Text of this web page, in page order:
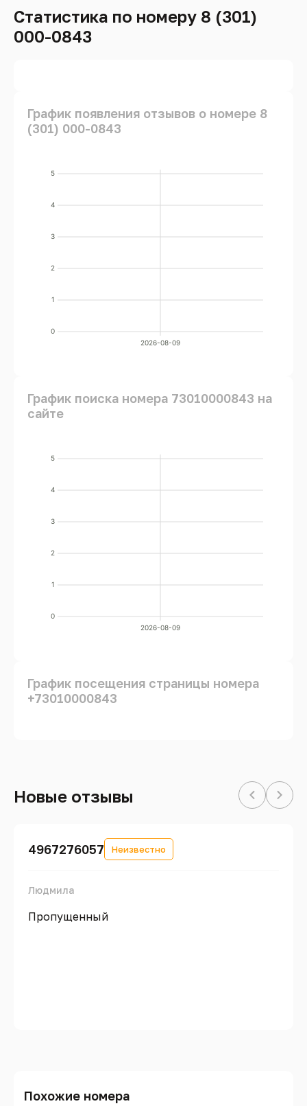
Статистика по номеру 8 (301)
000-0843
График появления отзывов о номере 8
(301) 000-0843
0
1
2
3
4
5
2026-08-09
График поиска номера 73010000843 на
сайте
0
1
2
3
4
5
2026-08-09
График посещения страницы номера
+73010000843
Новые отзывы
4967276057 Неизвестно
Людмила
Пропущенный
Похожие номера